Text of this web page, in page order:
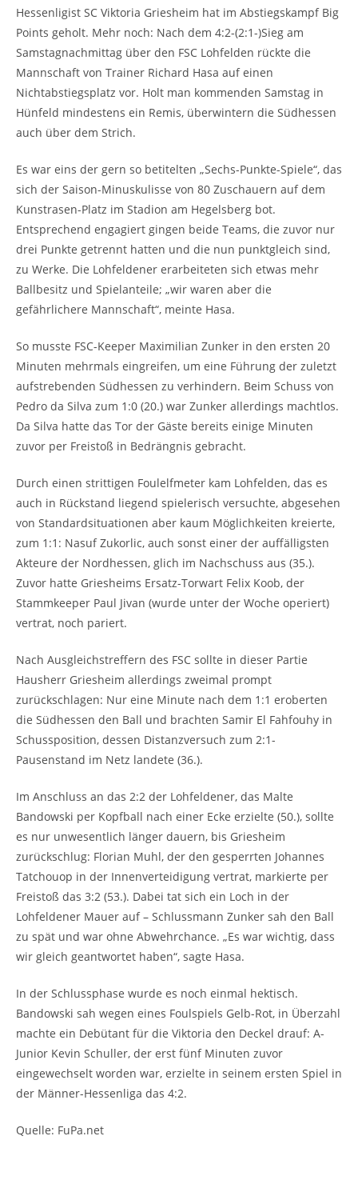
Hessenligist SC Viktoria Griesheim hat im Abstiegskampf Big
Points geholt. Mehr noch: Nach dem 4:2-(2:1-)Sieg am
Samstagnachmittag über den FSC Lohfelden rückte die
Mannschaft von Trainer Richard Hasa auf einen
Nichtabstiegsplatz vor. Holt man kommenden Samstag in
Hünfeld mindestens ein Remis, überwintern die Südhessen
auch über dem Strich.
Es war eins der gern so betitelten „Sechs-Punkte-Spiele“, das
sich der Saison-Minuskulisse von 80 Zuschauern auf dem
Kunstrasen-Platz im Stadion am Hegelsberg bot.
Entsprechend engagiert gingen beide Teams, die zuvor nur
drei Punkte getrennt hatten und die nun punktgleich sind,
zu Werke. Die Lohfeldener erarbeiteten sich etwas mehr
Ballbesitz und Spielanteile; „wir waren aber die
gefährlichere Mannschaft“, meinte Hasa.
So musste FSC-Keeper Maximilian Zunker in den ersten 20
Minuten mehrmals eingreifen, um eine Führung der zuletzt
aufstrebenden Südhessen zu verhindern. Beim Schuss von
Pedro da Silva zum 1:0 (20.) war Zunker allerdings machtlos.
Da Silva hatte das Tor der Gäste bereits einige Minuten
zuvor per Freistoß in Bedrängnis gebracht.
Durch einen strittigen Foulelfmeter kam Lohfelden, das es
auch in Rückstand liegend spielerisch versuchte, abgesehen
von Standardsituationen aber kaum Möglichkeiten kreierte,
zum 1:1: Nasuf Zukorlic, auch sonst einer der auffälligsten
Akteure der Nordhessen, glich im Nachschuss aus (35.).
Zuvor hatte Griesheims Ersatz-Torwart Felix Koob, der
Stammkeeper Paul Jivan (wurde unter der Woche operiert)
vertrat, noch pariert.
Nach Ausgleichstreffern des FSC sollte in dieser Partie
Hausherr Griesheim allerdings zweimal prompt
zurückschlagen: Nur eine Minute nach dem 1:1 eroberten
die Südhessen den Ball und brachten Samir El Fahfouhy in
Schussposition, dessen Distanzversuch zum 2:1-
Pausenstand im Netz landete (36.).
Im Anschluss an das 2:2 der Lohfeldener, das Malte
Bandowski per Kopfball nach einer Ecke erzielte (50.), sollte
es nur unwesentlich länger dauern, bis Griesheim
zurückschlug: Florian Muhl, der den gesperrten Johannes
Tatchouop in der Innenverteidigung vertrat, markierte per
Freistoß das 3:2 (53.). Dabei tat sich ein Loch in der
Lohfeldener Mauer auf – Schlussmann Zunker sah den Ball
zu spät und war ohne Abwehrchance. „Es war wichtig, dass
wir gleich geantwortet haben“, sagte Hasa.
In der Schlussphase wurde es noch einmal hektisch.
Bandowski sah wegen eines Foulspiels Gelb-Rot, in Überzahl
machte ein Debütant für die Viktoria den Deckel drauf: A-
Junior Kevin Schuller, der erst fünf Minuten zuvor
eingewechselt worden war, erzielte in seinem ersten Spiel in
der Männer-Hessenliga das 4:2.
Quelle: FuPa.net